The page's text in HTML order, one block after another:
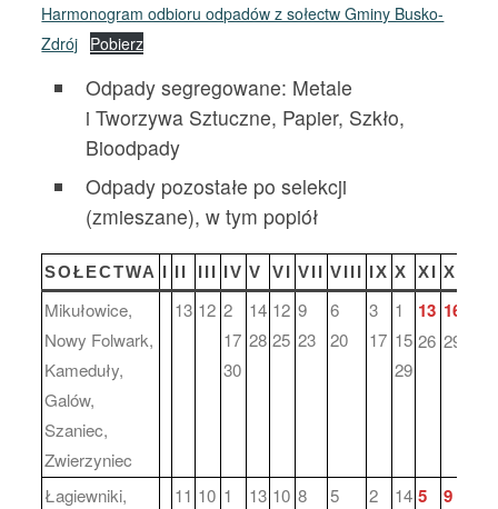
Harmonogram odbioru odpadów z sołectw Gminy Busko-
Zdrój Pobierz
Odpady segregowane: Metale
i Tworzywa Sztuczne, Papier, Szkło,
Bioodpady
Odpady pozostałe po selekcji
(zmieszane), w tym popiół
SOŁECTWA I II III IV V VI VII VIII IX X XI XII
Mikułowice,
Nowy Folwark,
Kameduły,
Galów,
Szaniec,
Zwierzyniec
13 12 2
17
30
14
28
12
25
9
23
6
20
3
17
1
15
29
13
26
16
29
Łagiewniki,
11 10 1
13 10 8
5
2
14 5 9